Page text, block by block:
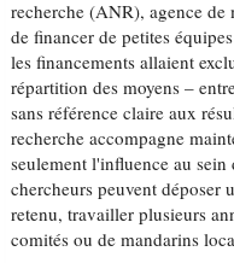
recherche (ANR), agence de
de financer de petites
les financements allaient
répartition des moyens –
sans référence claire aux
recherche accompagne
seulement l'influence au
chercheurs peuvent déposer
retenu, travailler plusieurs
comités ou de mandarins